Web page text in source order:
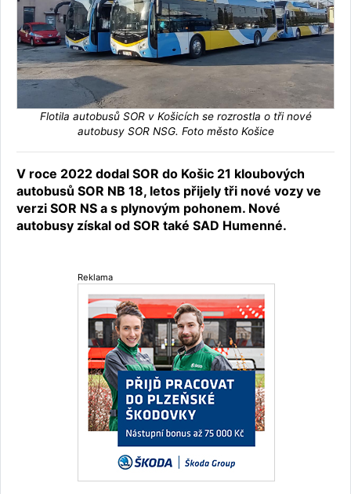
Flotila autobusů SOR v Košicích se rozrostla o tři nové
autobusy SOR NSG. Foto město Košice
V roce 2022 dodal SOR do Košic 21 kloubových
autobusů SOR NB 18, letos přijely tři nové vozy ve
verzi SOR NS a s plynovým pohonem. Nové
autobusy získal od SOR také SAD Humenné.
Reklama